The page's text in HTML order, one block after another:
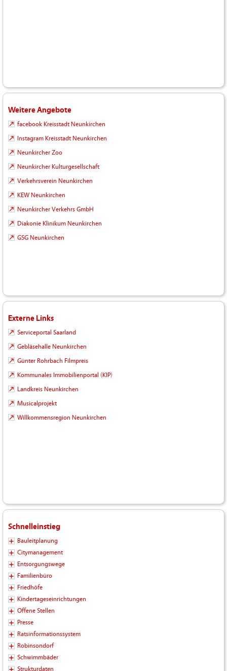
Weitere Angebote
facebook Kreisstadt Neunkirchen
Instagram Kreisstadt Neunkirchen
Neunkircher Zoo
Neunkircher Kulturgesellschaft
Verkehrsverein Neunkirchen
KEW Neunkirchen
Neunkircher Verkehrs GmbH
Diakonie Klinikum Neunkirchen
GSG Neunkirchen
Externe Links
Serviceportal Saarland
Gebläsehalle Neunkirchen
Günter Rohrbach Filmpreis
Kommunales Immobilienportal (KIP)
Landkreis Neunkirchen
Musicalprojekt
Willkommensregion Neunkirchen
Schnelleinstieg
Bauleitplanung
Citymanagement
Entsorgungswege
Familienbüro
Friedhöfe
Kindertageseinrichtungen
Offene Stellen
Presse
Ratsinformationssystem
Robinsondorf
Schwimmbäder
Strukturdaten